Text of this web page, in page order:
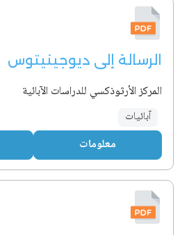
الرسالة إلى ديوجينيتوس
المركز الأرثوذكسي للدراسات الآبائية
آبائيات
معلومات